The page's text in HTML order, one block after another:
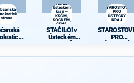
strana
STAČILO! v
Ústeckém
kraji –
KSČM,
SOCDEM,
ČSNS
STAČILO! v
Ústeckém
ČSNS
STAROSTOVÉ
PRO
ÚSTECKÝ
KRAJ
PRO
ÚSTECKÝ